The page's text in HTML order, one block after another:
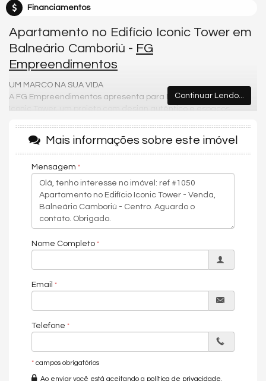
Financiamentos
Apartamento no Edifício Iconic Tower em
Balneário Camboriú - FG
Empreendimentos
UM MARCO NA SUA VIDA
A FG Empreendimentos apresenta para Balneário Camboriú o
Inserido em uma das melhores localizações centrais da
cidade, proporcionando uma atmosfera cosmopolita para
dentro do seu lar, integrado com o mar e a Mata Atlântica.
Prepare-se para viver com ainda mais personalidade neste
ícone da costa catarinense.
Conheça o apartamento:
- Pré - lançamento
- 02 Suítes sendo 01 Máster com banheira de imersão
- Cozinha
- Área de serviço
- Terraço
- Churrasqueira à carvão
Continuar Lendo...
Mais informações sobre este imóvel
Mensagem
Nome Completo
Email
Telefone
* campos obrigatórios
Ao enviar você está aceitando a política de privacidade